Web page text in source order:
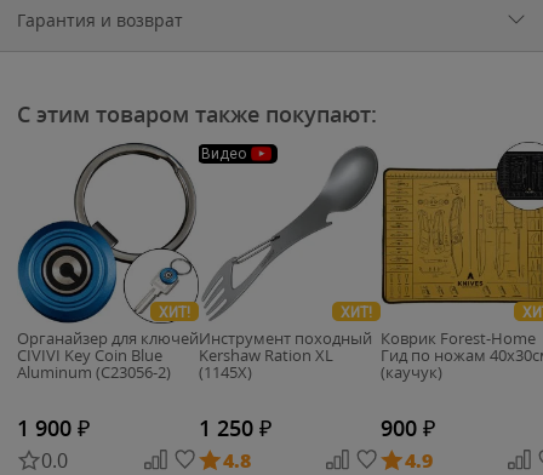
Гарантия и возврат
С этим товаром также покупают:
ХИТ!
Органайзер для ключей
CIVIVI Key Coin Blue
Aluminum (C23056-2)
1 900 ₽
0.0
Видео
ХИТ!
Инструмент походный
Kershaw Ration XL
(1145X)
1 250 ₽
4.8
Коврик Forest-Home
Гид по ножам
(каучук)
900 ₽
4.9